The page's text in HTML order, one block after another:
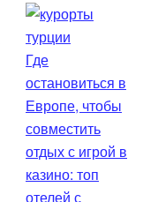
Где
остановиться в
Европе, чтобы
совместить
отдых с игрой в
казино: топ
отелей с